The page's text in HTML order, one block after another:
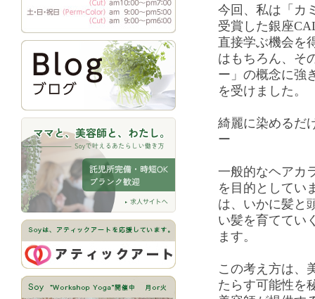
今回、私は「カ
受賞した銀座
直接学ぶ機会を
はもちろん、そ
ー」の概念に強
を受けました。
綺麗に染めるだ
ー
一般的なヘアカ
を目的としてい
は、いかに髪と
い髪を育ててい
ます。
この考え方は、
たらす可能性を